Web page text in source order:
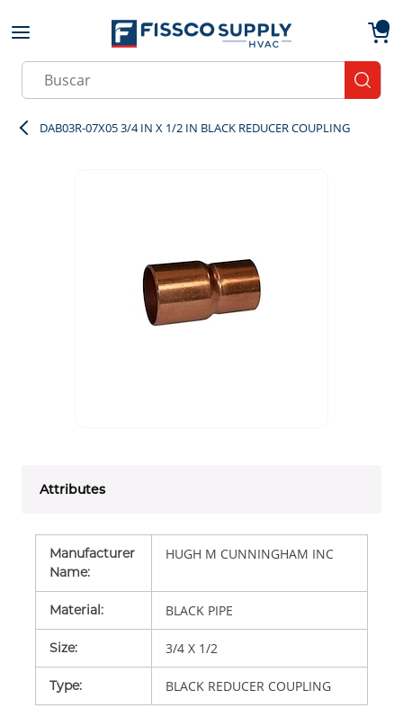
Skip to main content
Site Search
DAB03R-07X05 3/4 IN X 1/2 IN BLACK REDUCER COUPLING
Attributes
Manufacturer
Name:
HUGH M CUNNINGHAM INC
Material: BLACK PIPE
Size: 3/4 X 1/2
Type: BLACK REDUCER COUPLING